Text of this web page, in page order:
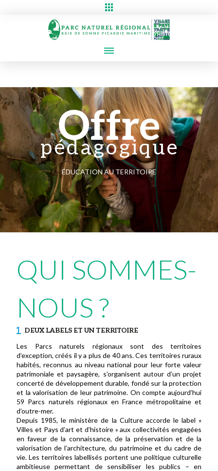
Offre
pédagogique
ÉDUCATION AU TERRITOIRE
QUI SOMMES-
NOUS ?
DEUX LABELS ET UN TERRITOIRE
Les Parcs naturels régionaux sont des territoires
d’exception, créés il y a plus de 40 ans. Ces territoires ruraux
habités, reconnus au niveau national pour leur forte valeur
patrimoniale et paysagère, s’organisent autour d’un projet
concerté de développement durable, fondé sur la protection
et la valorisation de leur patrimoine. On compte aujourd’hui
59 Parcs naturels régionaux en France métropolitaine et
d’outre-mer.
Depuis 1985, le ministère de la Culture accorde le label «
Villes et Pays d’art et d’histoire » aux collectivités engagées
en faveur de la connaissance, de la préservation et de la
valorisation de l’architecture, du patrimoine et du cadre de
vie. Les territoires labellisés portent une politique culturelle
ambitieuse permettant de sensibiliser les publics – en